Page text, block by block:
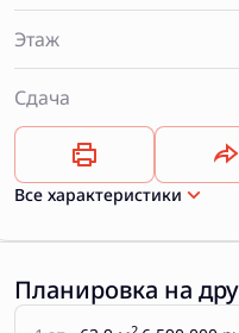
Этаж
Сдача
Все характеристики
Планировка на